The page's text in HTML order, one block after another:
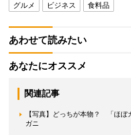
グルメ ビジネス 食料品
あわせて読みたい
あなたにオススメ
関連記事
【写真】どっちが本物？ 「ほぼ
ガニ